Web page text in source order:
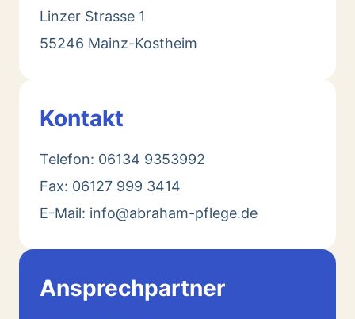
Linzer Strasse 1
55246 Mainz-Kostheim
Kontakt
Telefon: 06134 9353992
Fax: 06127 999 3414
E-Mail: info@abraham-pflege.de
Ansprechpartner